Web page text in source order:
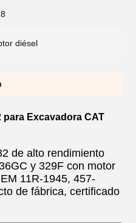
diésel
Excavadora CAT
de alto rendimiento
y 329F con motor
11R-1945, 457-
de fábrica, certificado